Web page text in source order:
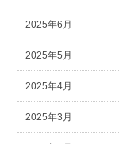
2025年6月
2025年5月
2025年4月
2025年3月